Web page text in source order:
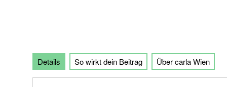
Details So wirkt dein Beitrag Über carla Wien